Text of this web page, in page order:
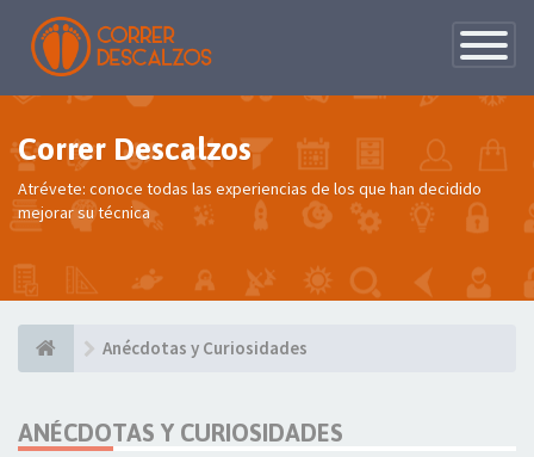
de
Correr Descalzos
Atrévete: conoce todas las experiencias de los que han decidido
mejorar su técnica
Anécdotas y Curiosidades
ANÉCDOTAS Y CURIOSIDADES